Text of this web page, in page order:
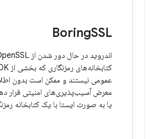
BoringSSL
اندروید در حال دور شدن از OpenSSL به کتابخانه
کتابخانه‌های رمزنگاری که بخشی از API NDK نیستند، مانند
عمومی نیستند و ممکن است بدون
یا به صورت ایستا با یک کتابخانه